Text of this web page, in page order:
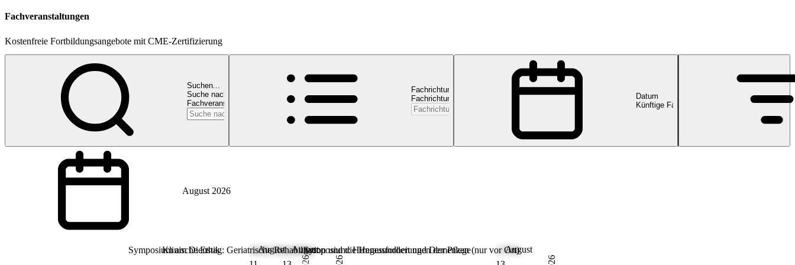
Fachveranstaltungen
Kostenfreie Fortbildungsangebote mit CME-Zertifizierung
Suchen...
Suche nach
Fachveranstaltungen
Fachrichtungen
Fachrichtungen auswählen
Datum
Künftige Fachveranstaltungen
August 2026
August
Symposium am Dienstag: Geriatrische Rehabilitation und die Herausforderungen der Pflege
Ethics
August
Klinische Ethik
August
Symposium: Hirngesundheit und Demenzen (nur vor Ort)